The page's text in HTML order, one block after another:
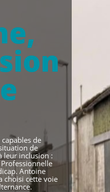
de
de
leur inclusion :
Professionnelle
Antoine
choisi cette voie